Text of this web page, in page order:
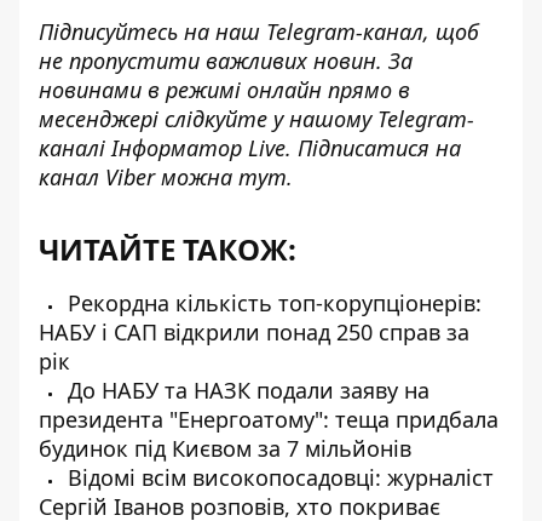
Підписуйтесь на наш Telegram-канал, щоб
не пропустити важливих новин. За
новинами в режимі онлайн прямо в
месенджері слідкуйте у нашому Telegram-
каналіІнформатор Live. Підписатися на
канал Viber можна тут.
ЧИТАЙТЕ ТАКОЖ:
Рекордна кількість топ-корупціонерів:
НАБУ і САП відкрили понад 250 справ за
рік
До НАБУ та НАЗК подали заяву на
президента "Енергоатому": теща придбала
будинок під Києвом за 7 мільйонів
Відомі всім високопосадовці: журналіст
Сергій Іванов розповів, хто покриває